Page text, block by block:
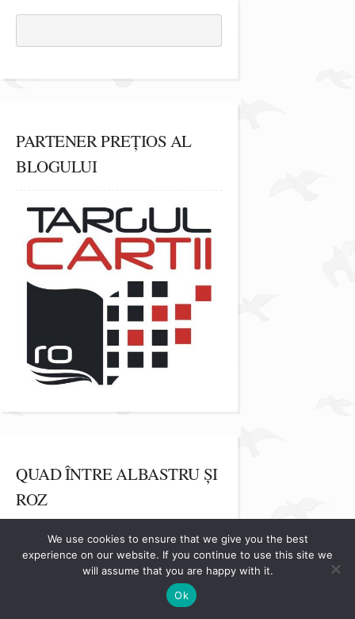
PARTENER PREȚIOS AL
BLOGULUI
QUAD ÎNTRE ALBASTRU ȘI
ROZ
We use cookies to ensure that we give you the best
experience on our website. If you continue to use this site we
will assume that you are happy with it.
Ok